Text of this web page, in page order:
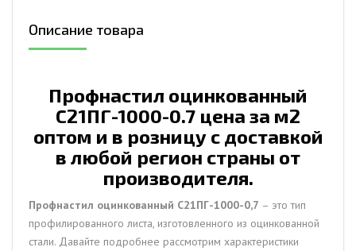
Описание товара
Профнастил оцинкованный
С21ПГ-1000-0.7 цена за м2
оптом и в розницу с доставкой
в любой регион страны от
производителя.
Профнастил оцинкованный С21ПГ-1000-0,7 – это тип
профилированного листа, изготовленного из оцинкованной
стали. Давайте подробнее рассмотрим характеристики